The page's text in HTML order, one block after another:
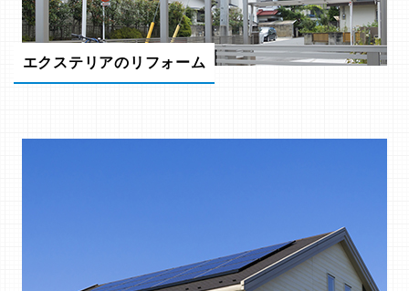
エクステリアのリフォーム